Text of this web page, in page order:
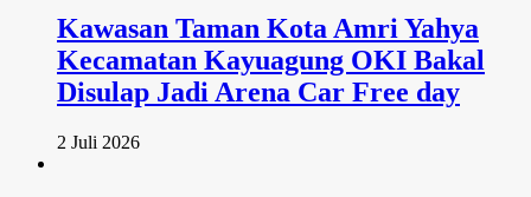
Kawasan Taman Kota Amri Yahya
Kecamatan Kayuagung OKI Bakal
Disulap Jadi Arena Car Free day
2 Juli 2026